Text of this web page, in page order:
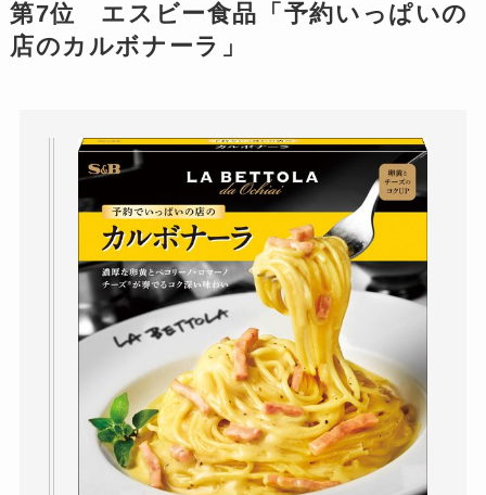
第7位 エスビー食品「予約いっぱいの
店のカルボナーラ」